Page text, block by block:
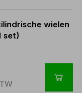
wielen
set)